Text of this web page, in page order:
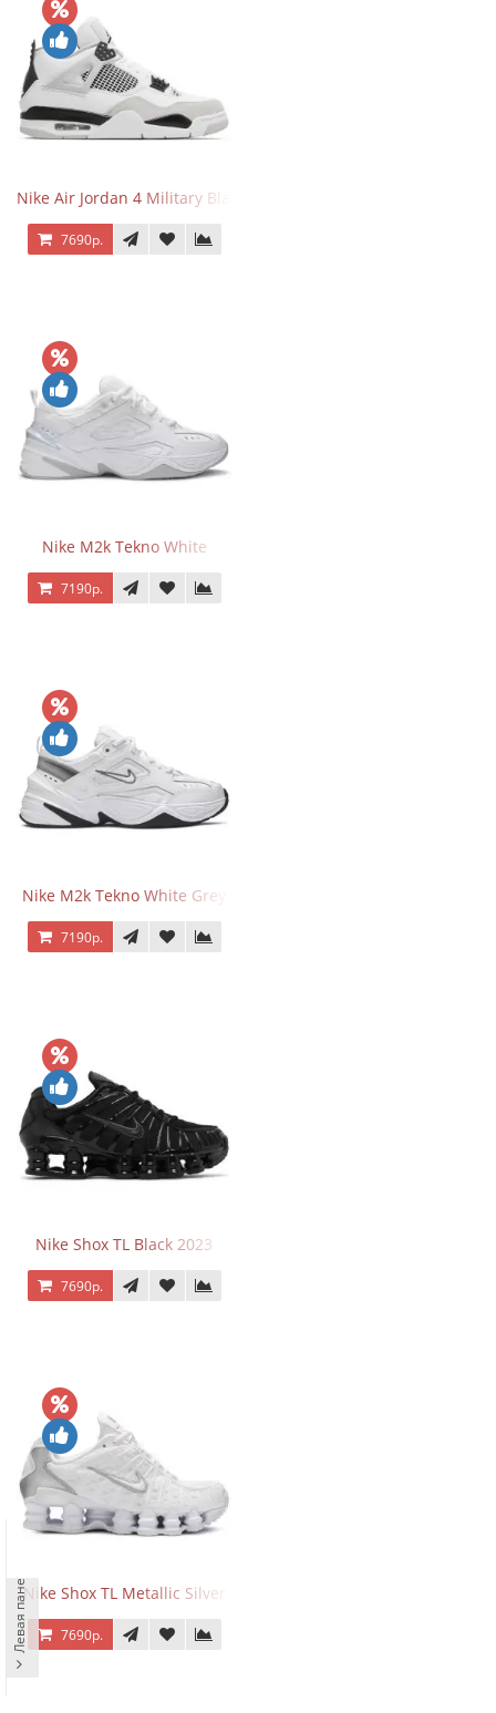
Nike Air Jordan 4 Military Black
7690р.
Nike M2k Tekno White
7190р.
Nike M2k Tekno White Grey
7190р.
Nike Shox TL Black 2023
7690р.
Nike Shox TL Metallic Silver
7690р.
Левая панель